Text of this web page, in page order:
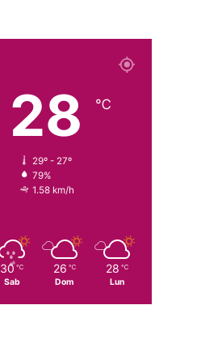
28 ℃
29º - 27º
79%
1.58 km/h
30 ℃
Sab
26 ℃
Dom
28 ℃
Lun